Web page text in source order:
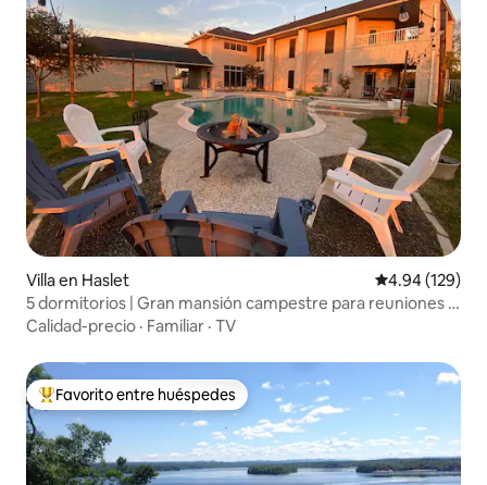
Villa en Haslet Calificación
4.94 (129)
5 dormitorios | Gran mansión campestre para reuniones -
40 % de descuento en octubre
Calidad-precio · Familiar · TV
Favorito entre huéspedes preferido
Favorito entre huéspedes